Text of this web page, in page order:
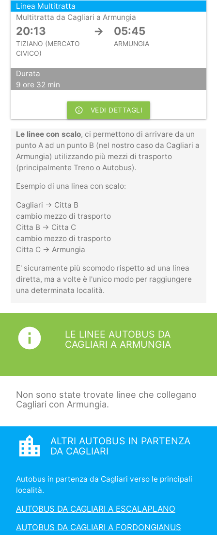
Linea Multitratta
Multitratta da Cagliari a Armungia
20:13 → 05:45
TIZIANO (MERCATO
CIVICO)
ARMUNGIA
Durata
9 ore 32 min
info_outline VEDI DETTAGLI
Le linee con scalo, ci permettono di arrivare da un
punto A ad un punto B (nel nostro caso da Cagliari a
Armungia) utilizzando più mezzi di trasporto
(principalmente Treno o Autobus).
Esempio di una linea con scalo:
Cagliari -> Citta B
cambio mezzo di trasporto
Citta B -> Citta C
cambio mezzo di trasporto
Citta C -> Armungia
E' sicuramente più scomodo rispetto ad una linea
diretta, ma a volte è l'unico modo per raggiungere
una determinata località.
info
LE LINEE AUTOBUS DA
CAGLIARI A ARMUNGIA
Non sono state trovate linee che collegano
Cagliari con Armungia.
location_city
ALTRI AUTOBUS IN PARTENZA
DA CAGLIARI
Autobus in partenza da Cagliari verso le principali
località.
AUTOBUS DA CAGLIARI A ESCALAPLANO
AUTOBUS DA CAGLIARI A FORDONGIANUS